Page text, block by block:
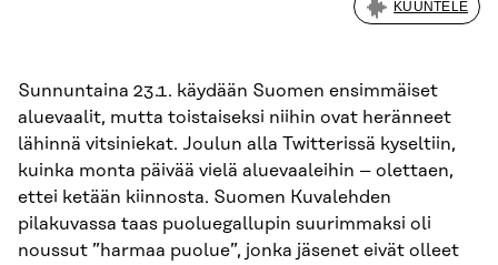
KUUNTELE
Sunnuntaina 23.1. käydään Suomen ensimmäiset
aluevaalit, mutta toistaiseksi niihin ovat heränneet
lähinnä vitsiniekat. Joulun alla Twitterissä kyseltiin,
kuinka monta päivää vielä aluevaaleihin – olettaen,
ettei ketään kiinnosta. Suomen Kuvalehden
pilakuvassa taas puoluegallupin suurimmaksi oli
noussut ”harmaa puolue”, jonka jäsenet eivät olleet